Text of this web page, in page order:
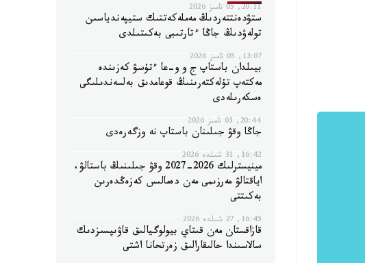
20:11, 05 تامىز 2026
ستۋدەنتتەردىڭ مەملەكەتتىك ستيپەندياسىن
تولەۋدىڭ جاڭا ءتارتىبى بەكىتىلدى
13:07, 05 تامىز 2026
بيىلدان باستاپ ج و و-عا ءتۇسۋ كەزىندە
مەكتەپ تۇلەكتەرىنىڭ قوعامدىق بەلسەندىلىگى
ەسكەرىلەدى
20:44, 03 تامىز 2026
جاڭا وقۋ جىلىنان باستاپ نە وزگەرەدى
16:42, 31 شىلدە 2026
مينيسترلىك 2026-2027 وقۋ جىلىنىڭ باستالۋ،
اياقتالۋ مەرزىمى مەن دەمالىس كەزەڭدەرىن
بەكىتتى
16:45, 27 شىلدە 2026
قازاقستان مەن قىتاي بيولوگيالىق قاۋىپسىزدىك
سالاسىندا حالىقارالىق زەرتحانا اشتى